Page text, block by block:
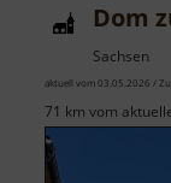
Dom
Sachsen
aktuell vom 03.05.2026 /
71 km vom